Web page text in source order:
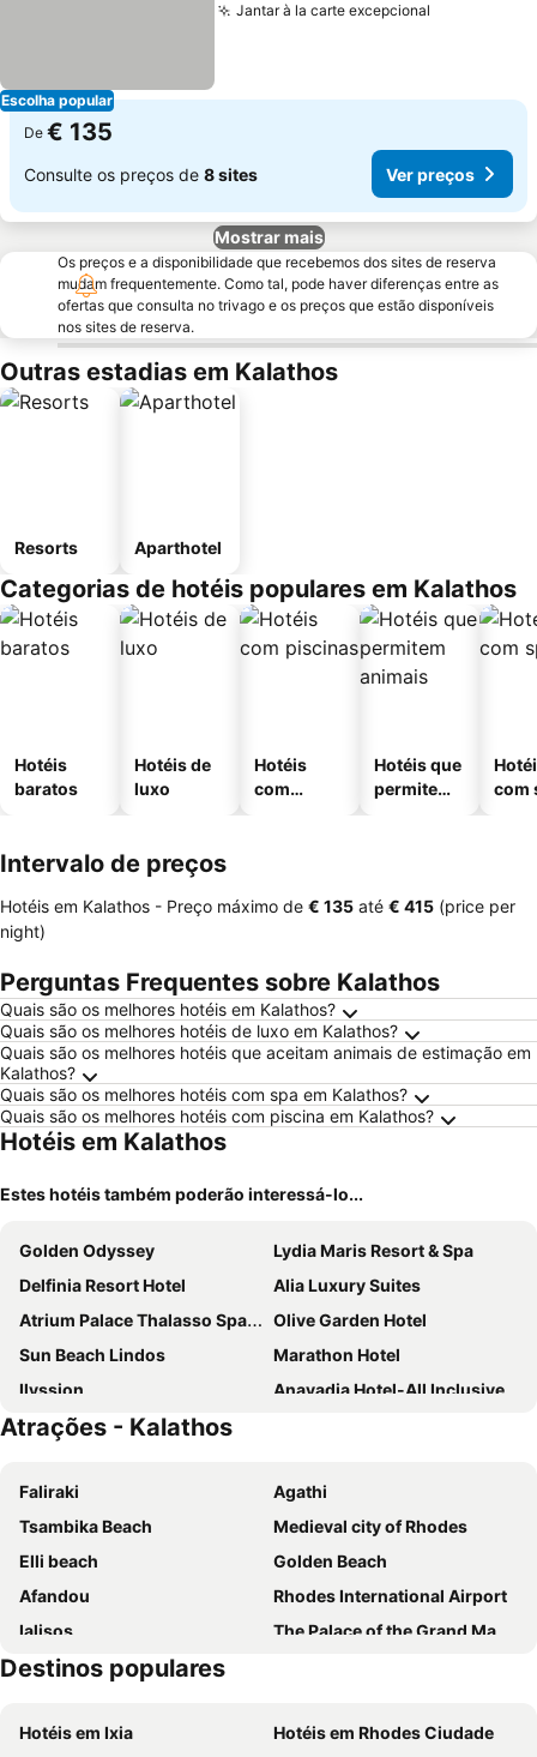
Escolha popular
Jantar à la carte excepcional
De € 135
Consulte os preços de 8 sites Ver preços
Mostrar mais
Os preços e a disponibilidade que recebemos dos sites de reserva
mudam frequentemente. Como tal, pode haver diferenças entre as
ofertas que consulta no trivago e os preços que estão disponíveis
nos sites de reserva.
Outras estadias em Kalathos
Resorts Aparthotel
Categorias de hotéis populares em Kalathos
Hotéis
baratos
Hotéis de
luxo
Hotéis
com
Hotéis que
permitem
com
Intervalo de preços
Hotéis em Kalathos - Preço máximo de ‎€ 135 até ‎€ 415 (price per
night)
Perguntas Frequentes sobre Kalathos
Quais são os melhores hotéis em Kalathos?
Quais são os melhores hotéis de luxo em Kalathos?
Quais são os melhores hotéis que aceitam animais de estimação em
Kalathos?
Quais são os melhores hotéis com spa em Kalathos?
Quais são os melhores hotéis com piscina em Kalathos?
Hotéis em Kalathos
Estes hotéis também poderão interessá-lo...
Golden Odyssey
Lydia Maris Resort & Spa
Delfinia Resort Hotel
Alia Luxury Suites
Atrium Palace Thalasso Spa Resort & Villas
Olive Garden Hotel
Sun Beach Lindos
Marathon Hotel
Ilyssion
Anavadia Hotel-All Inclusive
Porto Angeli
TUI Blue Atlantica Aegean Park
Lindos White Hotel & Suites
Amoh, a Luxury Collection Resort, Rhodes
Paralos Rodos Lifestyle
Leonardo Kolymbia Resort Rhodes
Stella Hotel
Ekaterini Hotel
Lindos Sun
Ledras
Belvita Hotel
Aquagrand Artistic Luxury Beach Resort - Adults Only
Labranda Kiotari Miraluna Resort
Princess Sun Hotel
Atrações - Kalathos
Faliraki
Agathi
Tsambika Beach
Μedieval city of Rhodes
Elli beach
Golden Beach
Afandou
Rhodes International Airport
Ialisos
The Palace of the Grand Master
Old Town Gates
Kolymbia A - Limanaki
Afandou Golf Course
Destinos populares
Hotéis em Ixia
Hotéis em Rhodes Ciudade